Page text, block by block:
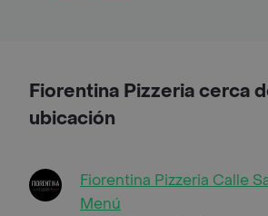
Fiorentina Pizzeria cerca
ubicación
Fiorentina Pizzeria Calle
Menú